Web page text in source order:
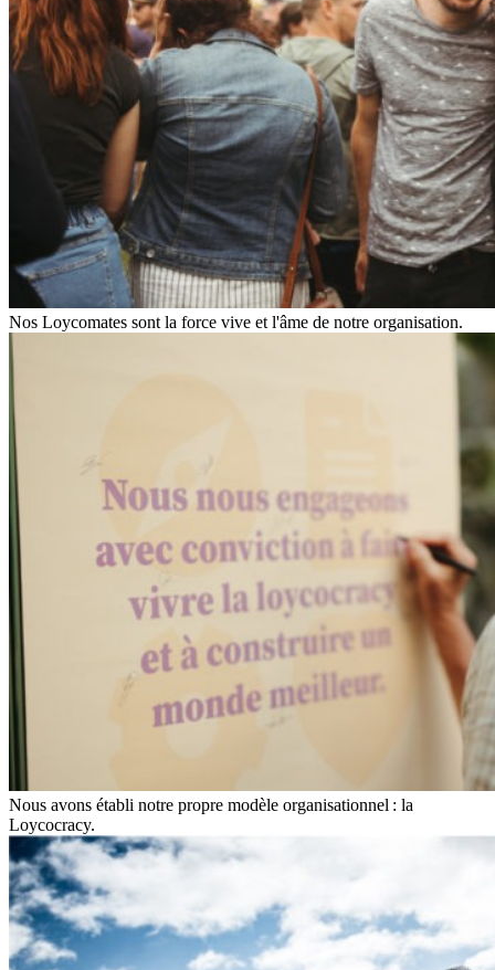
Nos Loycomates sont la force vive et l'âme de notre organisation.
Nous avons établi notre propre modèle organisationnel : la
Loycocracy.